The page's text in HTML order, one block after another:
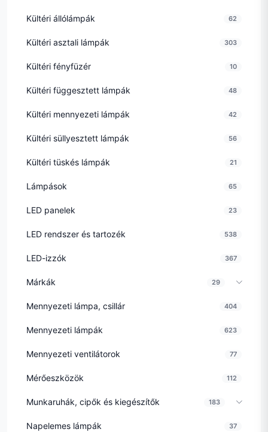
Kültéri állólámpák 62
Kültéri asztali lámpák 303
Kültéri fényfüzér 10
Kültéri függesztett lámpák 48
Kültéri mennyezeti lámpák 42
Kültéri süllyesztett lámpák 56
Kültéri tüskés lámpák 21
Lámpások 65
LED panelek 23
LED rendszer és tartozék 538
LED-izzók 367
Márkák 29
Mennyezeti lámpa, csillár 404
Mennyezeti lámpák 623
Mennyezeti ventilátorok 77
Mérőeszközök 112
Munkaruhák, cipők és kiegészítők 183
Napelemes lámpák 37